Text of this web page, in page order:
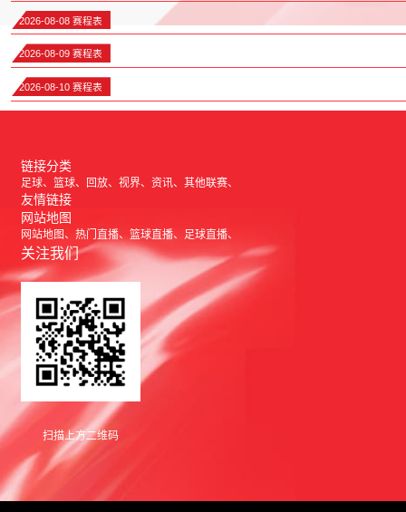
2026-08-08 赛程表
2026-08-09 赛程表
2026-08-10 赛程表
链接分类
足球 篮球 回放 视界 资讯 其他联赛
友情链接
网站地图
网站地图 热门直播 篮球直播 足球直播
关注我们
扫描上方二维码